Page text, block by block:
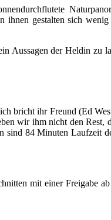
ihnen gestalten sich
Aussagen der Heldin zu
bricht ihr Freund (Ed
wir ihm nicht den Rest,
sind 84 Minuten Laufzeit
mit einer Freigabe